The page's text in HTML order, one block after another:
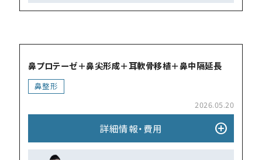
鼻プロテーゼ＋鼻尖形成＋耳軟骨移植＋鼻中隔延長
⿐整形
2026.05.20
詳細情報・費⽤ add_circle